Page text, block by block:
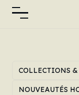
COLLECTIONS
NOUVEAUTÉS